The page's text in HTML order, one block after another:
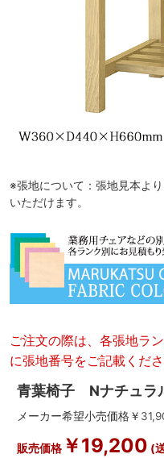
※張地について：張地見本よ
いただけます。
ご注文の際は、各張地ラ
に張地番号をご記載くだ
青葉椅子 Nナチュ
メーカー希望小売価格￥
販売価格￥19,200 (